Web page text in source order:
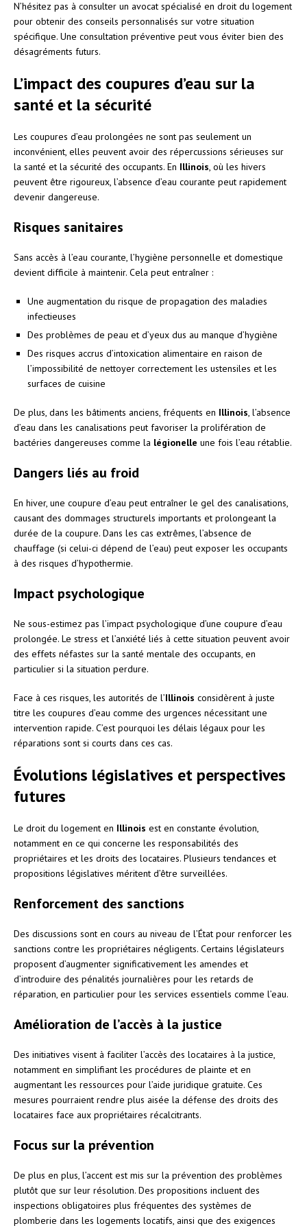
N’hésitez pas à consulter un avocat spécialisé en droit du logement
pour obtenir des conseils personnalisés sur votre situation
spécifique. Une consultation préventive peut vous éviter bien des
désagréments futurs.
L’impact des coupures d’eau sur la
santé et la sécurité
Les coupures d’eau prolongées ne sont pas seulement un
inconvénient, elles peuvent avoir des répercussions sérieuses sur
la santé et la sécurité des occupants. En Illinois , où les hivers
peuvent être rigoureux, l’absence d’eau courante peut rapidement
devenir dangereuse.
Risques sanitaires
Sans accès à l’eau courante, l’hygiène personnelle et domestique
devient difficile à maintenir. Cela peut entraîner :
Une augmentation du risque de propagation des maladies
infectieuses
Des problèmes de peau et d’yeux dus au manque d’hygiène
Des risques accrus d’intoxication alimentaire en raison de
l’impossibilité de nettoyer correctement les ustensiles et les
surfaces de cuisine
De plus, dans les bâtiments anciens, fréquents en Illinois , l’absence
d’eau dans les canalisations peut favoriser la prolifération de
bactéries dangereuses comme la légionelle une fois l’eau rétablie.
Dangers liés au froid
En hiver, une coupure d’eau peut entraîner le gel des canalisations,
causant des dommages structurels importants et prolongeant la
durée de la coupure. Dans les cas extrêmes, l’absence de
chauffage (si celui-ci dépend de l’eau) peut exposer les occupants
à des risques d’hypothermie.
Impact psychologique
Ne sous-estimez pas l’impact psychologique d’une coupure d’eau
prolongée. Le stress et l’anxiété liés à cette situation peuvent avoir
des effets néfastes sur la santé mentale des occupants, en
particulier si la situation perdure.
Face à ces risques, les autorités de l’Illinois considèrent à juste
titre les coupures d’eau comme des urgences nécessitant une
intervention rapide. C’est pourquoi les délais légaux pour les
réparations sont si courts dans ces cas.
Évolutions législatives et perspectives
futures
Le droit du logement en Illinois est en constante évolution,
notamment en ce qui concerne les responsabilités des
propriétaires et les droits des locataires. Plusieurs tendances et
propositions législatives méritent d’être surveillées.
Renforcement des sanctions
Des discussions sont en cours au niveau de l’État pour renforcer les
sanctions contre les propriétaires négligents. Certains législateurs
proposent d’augmenter significativement les amendes et
d’introduire des pénalités journalières pour les retards de
réparation, en particulier pour les services essentiels comme l’eau.
Amélioration de l’accès à la justice
Des initiatives visent à faciliter l’accès des locataires à la justice,
notamment en simplifiant les procédures de plainte et en
augmentant les ressources pour l’aide juridique gratuite. Ces
mesures pourraient rendre plus aisée la défense des droits des
locataires face aux propriétaires récalcitrants.
Focus sur la prévention
De plus en plus, l’accent est mis sur la prévention des problèmes
plutôt que sur leur résolution. Des propositions incluent des
inspections obligatoires plus fréquentes des systèmes de
plomberie dans les logements locatifs, ainsi que des exigences